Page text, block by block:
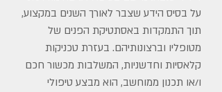
על בסיס הידע שצבר לאורך השנים במקצוע,
תוך התמקדות באסתטיקת הפנים של
מטופליו וברצונותיהם. בעזרת טכניקות
קלאסיות וחדשניות, המשלבות מכשור חכם
ו/או תכנון ממוחשב, הוא מבצע טיפולי